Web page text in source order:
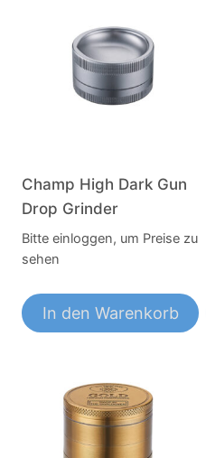
Champ High Dark Gun
Drop Grinder
Bitte einloggen, um Preise zu
sehen
In den Warenkorb